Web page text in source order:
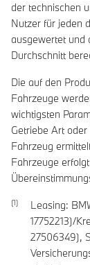
der technischen
Nutzer für jeden
ausgewertet und
Durchschnitt
Die auf den
Fahrzeuge
wichtigsten
Getriebe Art
Fahrzeug
Fahrzeuge
Leasing:
17752213)/
27506349),